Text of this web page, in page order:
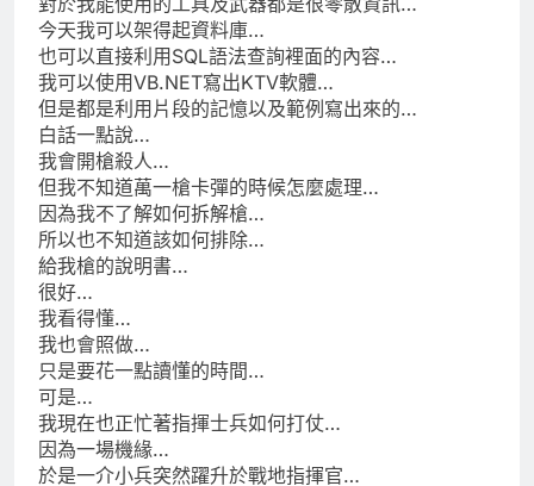
今天我可以架得起資料庫…
也可以直接利用SQL語法查詢裡面的內容…
我可以使用VB.NET寫出KTV軟體…
但是都是利用片段的記憶以及範例寫出來的…
白話一點說…
我會開槍殺人…
但我不知道萬一槍卡彈的時候怎麼處理…
因為我不了解如何拆解槍…
所以也不知道該如何排除…
給我槍的說明書…
很好…
我看得懂…
我也會照做…
只是要花一點讀懂的時間…
可是…
我現在也正忙著指揮士兵如何打仗…
因為一場機緣…
於是一介小兵突然躍升於戰地指揮官…